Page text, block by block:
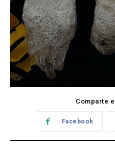
Comparte
Facebook